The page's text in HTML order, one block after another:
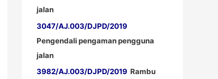
jalan
3047/AJ.003/DJPD/2019
Pengendali pengaman pengguna
jalan
3982/AJ.003/DJPD/2019 Rambu